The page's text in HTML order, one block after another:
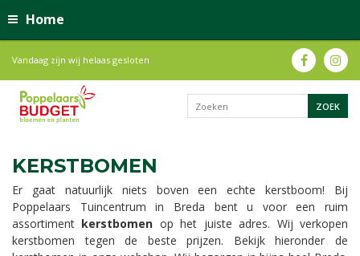
Home
Vandaag zijn wij helaas gesloten
KERSTBOMEN
Er gaat natuurlijk niets boven een echte kerstboom! Bij
Poppelaars Tuincentrum in Breda bent u voor een ruim
assortiment kerstbomen op het juiste adres. Wij verkopen
kerstbomen tegen de beste prijzen. Bekijk hieronder de